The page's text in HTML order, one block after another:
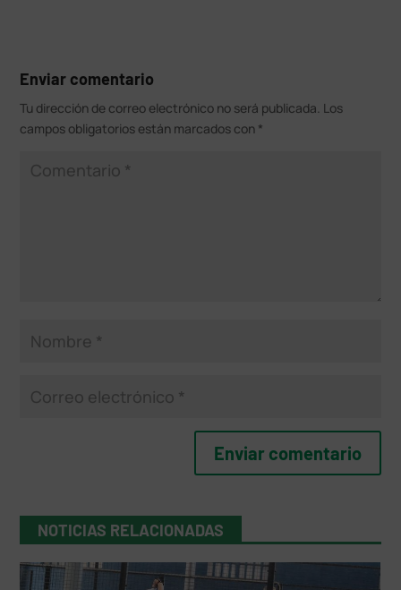
Enviar comentario
Tu dirección de correo electrónico no será publicada. Los
campos obligatorios están marcados con *
NOTICIAS RELACIONADAS